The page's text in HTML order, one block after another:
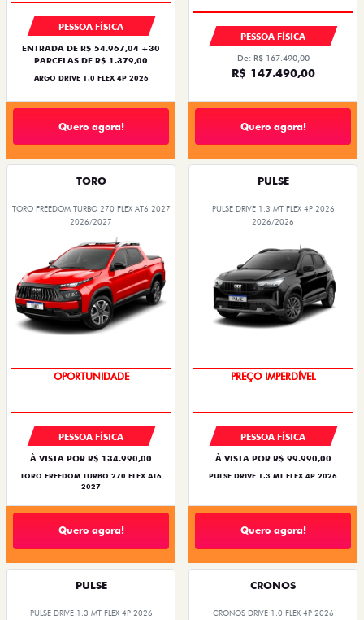
PESSOA FÍSICA
ENTRADA DE R$ 54.967,04 +30
PARCELAS DE R$ 1.379,00
ARGO DRIVE 1.0 FLEX 4P 2026
Quero agora!
PESSOA FÍSICA
De: R$ 167.490,00
R$ 147.490,00
Quero agora!
TORO
TORO FREEDOM TURBO 270 FLEX AT6 2027
2026/2027
OPORTUNIDADE
PESSOA FÍSICA
À VISTA POR R$ 134.990,00
TORO FREEDOM TURBO 270 FLEX AT6
2027
Quero agora!
PULSE
PULSE DRIVE 1.3 MT FLEX 4P 2026
2026/2026
PREÇO IMPERDÍVEL
PESSOA FÍSICA
À VISTA POR R$ 99.990,00
PULSE DRIVE 1.3 MT FLEX 4P 2026
Quero agora!
PULSE
PULSE DRIVE 1.3 MT FLEX 4P 2026
CRONOS
CRONOS DRIVE 1.0 FLEX 4P 2026